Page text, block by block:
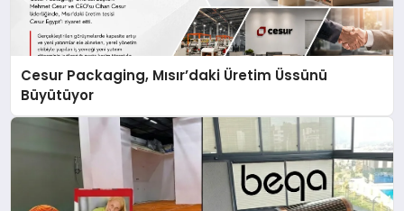
Cesur Packaging, Mısır’daki Üretim Üssünü
Büyütüyor